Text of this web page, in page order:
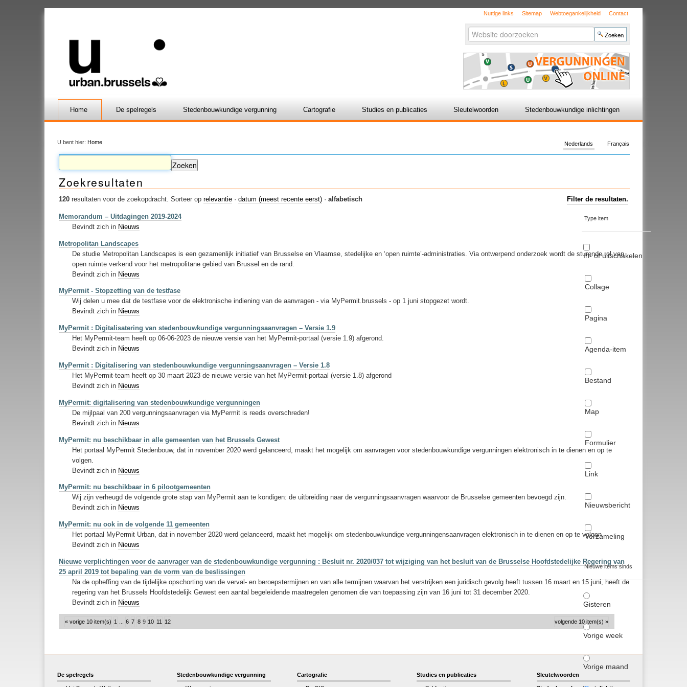
Nuttige links Sitemap Webtoegankelijkheid Contact
Zoek
zoeken...
Home De spelregels Stedenbouwkundige vergunning Cartografie Studies en publicaties Sleutelwoorden Stedenbouwkundige inlichtingen
U bent hier: Home Français
Nederlands
Zoekresultaten
120 resultaten voor de zoekopdracht. Filter de resultaten.
Type item
In- of uitschakelen
Collage
Pagina
Agenda-item
Bestand
Map
Formulier
Link
Nieuwsbericht
Verzameling
Nieuwe items sinds
Gisteren
Vorige week
Vorige maand
Sorteer op relevantie · datum (meest recente eerst) · alfabetisch
Memorandum – Uitdagingen 2019-2024
Bevindt zich in Nieuws
Metropolitan Landscapes
De studie Metropolitan Landscapes is een gezamenlijk initiatief van Brusselse en Vlaamse, stedelijke en ‘open ruimte’-administraties. Via ontwerpend onderzoek wordt de sturende rol van
open ruimte verkend voor het metropolitane gebied van Brussel en de rand.
Bevindt zich in Nieuws
MyPermit - Stopzetting van de testfase
Wij delen u mee dat de testfase voor de elektronische indiening van de aanvragen - via MyPermit.brussels - op 1 juni stopgezet wordt.
Bevindt zich in Nieuws
MyPermit : Digitalisatering van stedenbouwkundige vergunningsaanvragen – Versie 1.9
Het MyPermit-team heeft op 06-06-2023 de nieuwe versie van het MyPermit-portaal (versie 1.9) afgerond.
Bevindt zich in Nieuws
MyPermit : Digitalisering van stedenbouwkundige vergunningsaanvragen – Versie 1.8
Het MyPermit-team heeft op 30 maart 2023 de nieuwe versie van het MyPermit-portaal (versie 1.8) afgerond
Bevindt zich in Nieuws
MyPermit: digitalisering van stedenbouwkundige vergunningen
De mijlpaal van 200 vergunningsaanvragen via MyPermit is reeds overschreden!
Bevindt zich in Nieuws
MyPermit: nu beschikbaar in alle gemeenten van het Brussels Gewest
Het portaal MyPermit Stedenbouw, dat in november 2020 werd gelanceerd, maakt het mogelijk om aanvragen voor stedenbouwkundige vergunningen elektronisch in te dienen en op te
volgen.
Bevindt zich in Nieuws
MyPermit: nu beschikbaar in 6 pilootgemeenten
Wij zijn verheugd de volgende grote stap van MyPermit aan te kondigen: de uitbreiding naar de vergunningsaanvragen waarvoor de Brusselse gemeenten bevoegd zijn.
Bevindt zich in Nieuws
MyPermit: nu ook in de volgende 11 gemeenten
Het portaal MyPermit Urban, dat in november 2020 werd gelanceerd, maakt het mogelijk om stedenbouwkundige vergunningensaanvragen elektronisch in te dienen en op te volgen.
Bevindt zich in Nieuws
Nieuwe verplichtingen voor de aanvrager van de stedenbouwkundige vergunning : Besluit nr. 2020/037 tot wijziging van het besluit van de Brusselse Hoofdstedelijke Regering van
25 april 2019 tot bepaling van de vorm van de beslissingen
Na de opheffing van de tijdelijke opschorting van de verval- en beroepstermijnen en van alle termijnen waarvan het verstrijken een juridisch gevolg heeft tussen 16 maart en 15 juni, heeft de
regering van het Brussels Hoofdstedelijk Gewest een aantal begeleidende maatregelen genomen die van toepassing zijn van 16 juni tot 31 december 2020.
Bevindt zich in Nieuws
« vorige 10 item(s) volgende 10 item(s) »
1 6 7 8 9 10 11 12
De spelregels Stedenbouwkundige vergunning Cartografie Studies en publicaties Sleutelwoorden